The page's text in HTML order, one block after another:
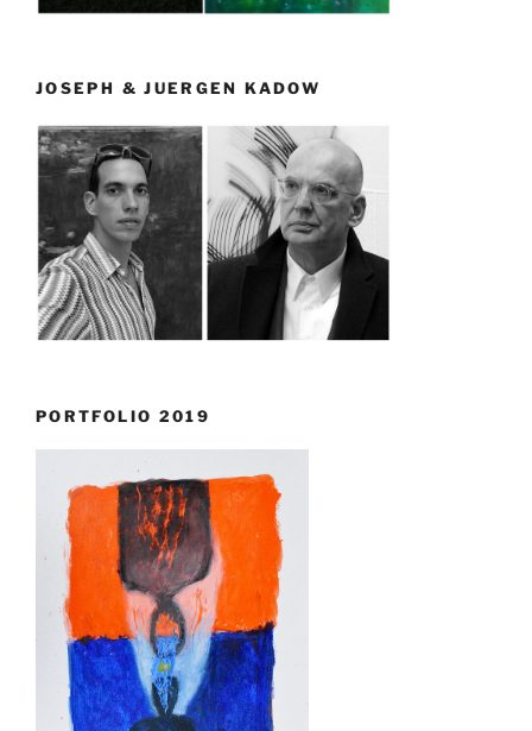
JOSEPH & JUERGEN KADOW
PORTFOLIO 2019